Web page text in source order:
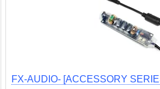
FX-AUDIO- [ACCESSORY